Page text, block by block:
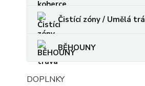
Čistící zóny / Umělá
BĚHOUNY
DOPLNKY